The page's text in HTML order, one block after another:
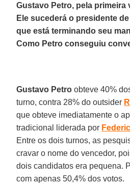
Gustavo Petro, pela primeira
Ele sucederá o presidente
que está terminando seu
Como Petro conseguiu
Gustavo Petro obteve 40%
turno, contra 28% do outsider
que obteve imediatamente o
tradicional liderada por
Entre os dois turnos, as
cravar o nome do vencedor,
dois candidatos era pequena.
com apenas 50,4% dos votos.